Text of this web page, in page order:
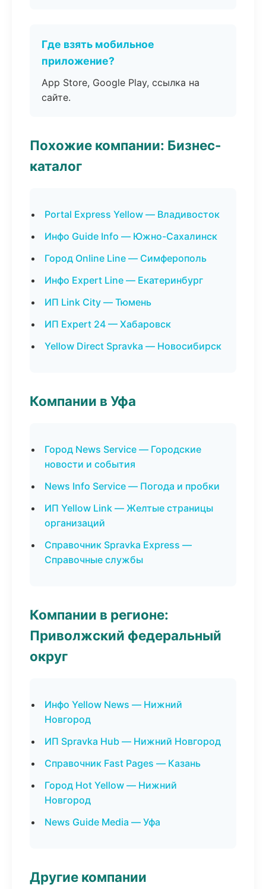
Где взять мобильное
приложение?
App Store, Google Play, ссылка на
сайте.
Похожие компании: Бизнес-
каталог
Portal Express Yellow — Владивосток
Инфо Guide Info — Южно-Сахалинск
Город Online Line — Симферополь
Инфо Expert Line — Екатеринбург
ИП Link City — Тюмень
ИП Expert 24 — Хабаровск
Yellow Direct Spravka — Новосибирск
Компании в Уфа
Город News Service — Городские
новости и события
News Info Service — Погода и пробки
ИП Yellow Link — Желтые страницы
организаций
Справочник Spravka Express —
Справочные службы
Компании в регионе:
Приволжский федеральный
округ
Инфо Yellow News — Нижний
Новгород
ИП Spravka Hub — Нижний Новгород
Справочник Fast Pages — Казань
Город Hot Yellow — Нижний
Новгород
News Guide Media — Уфа
Другие компании